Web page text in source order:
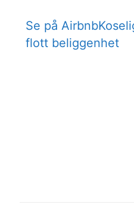
Se på Airbnb
flott beliggenhet